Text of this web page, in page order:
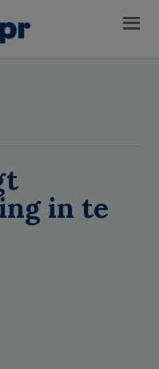
in te